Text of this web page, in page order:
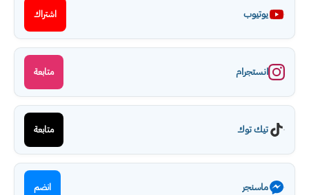
يوتيوب اشتراك
انستجرام متابعة
تيك توك متابعة
ماسنجر انضم